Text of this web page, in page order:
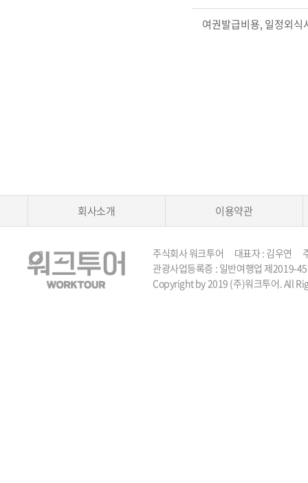
여권발급비용, 일정외
회사소개 이용약관
주식회사 워크투어 대표자 : 김우연
관광사업등록증 : 일반여행업 제
Copyright by 2019 (주)워크투어. All